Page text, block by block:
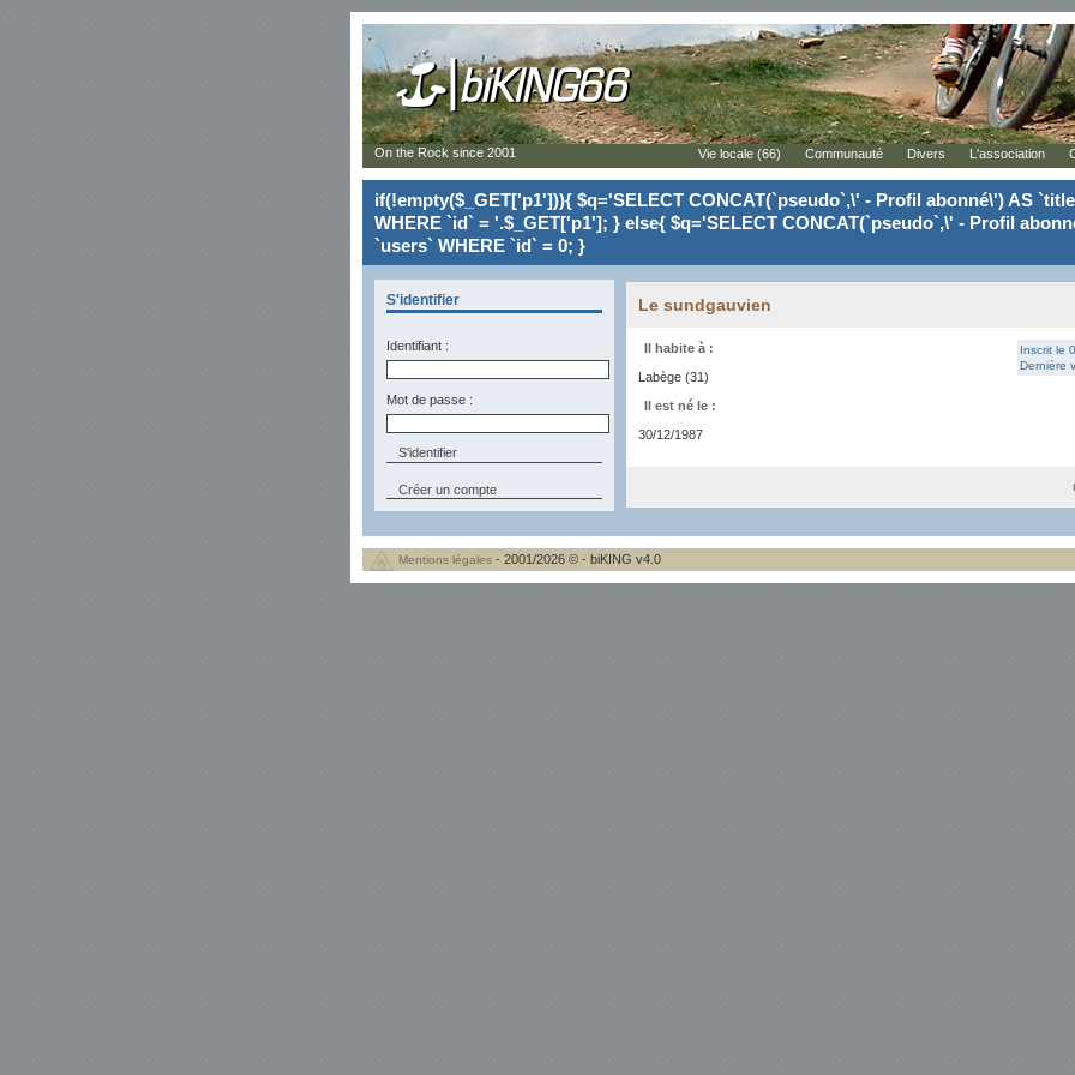
if(!empty($_GET['p1'])){ $q='SELECT CONCAT(`pseudo`,\' - Profil abonné\') AS
WHERE `id` = '.$_GET['p1']; } else{ $q='SELECT CONCAT(`pseudo`,\' - Profil
`users` WHERE `id` = 0; }
S'identifier
Identifiant :
Mot de passe :
Créer un compte
Le sundgauvien
Inscrit le
Dernière
Il habite à :
Labège (31)
Il est né le :
30/12/1987
On the Rock since 2001 Vie locale (66) Communauté Divers L'association
Mentions légales - 2001/2026 © - biKING v4.0